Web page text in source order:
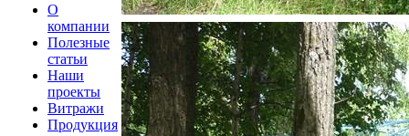
О
компании
Полезные
статьи
Наши
проекты
Витражи
Продукция